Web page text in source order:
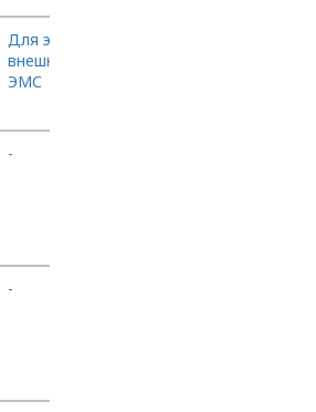
Для экстремальных
внешних условий и
ЭМС
-
-